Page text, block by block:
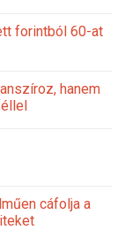
forintból 60-at
hanem
cáfolja a